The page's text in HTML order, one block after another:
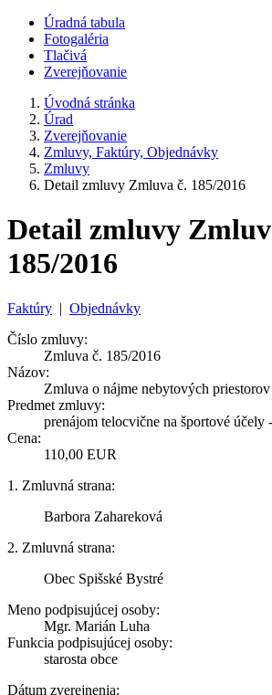
Úradná tabula
Fotogaléria
Tlačivá
Zverejňovanie
Úvodná stránka
Úrad
Zverejňovanie
Zmluvy, Faktúry, Objednávky
Zmluvy
Detail zmluvy Zmluva č. 185/2016
Detail zmluvy
185/2016
Faktúry | Objednávky
Číslo zmluvy:
Zmluva č. 185/2016
Názov:
Zmluva o nájme nebytových
Predmet zmluvy:
prenájom telocvične na športové
Cena:
110,00 EUR
1. Zmluvná strana:
Barbora Zahareková
2. Zmluvná strana:
Obec Spišské Bystré
Meno podpisujúcej osoby:
Mgr. Marián Luha
Funkcia podpisujúcej osoby:
starosta obce
Dátum zverejnenia: